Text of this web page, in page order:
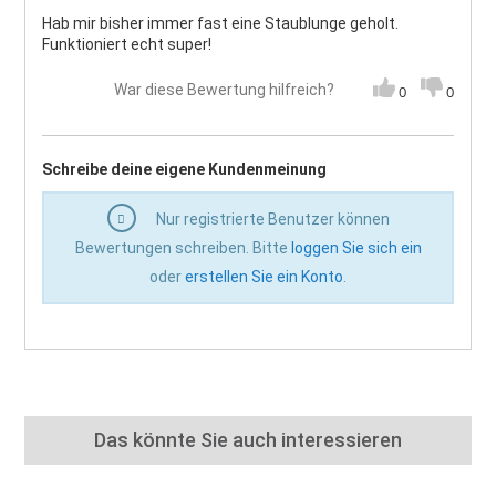
Hab mir bisher immer fast eine Staublunge geholt.
Funktioniert echt super!
War diese Bewertung hilfreich? 0 0
Schreibe deine eigene Kundenmeinung
Nur registrierte Benutzer können
Bewertungen schreiben. Bitte loggen Sie sich ein
odererstellen Sie ein Konto.
Das könnte Sie auch interessieren